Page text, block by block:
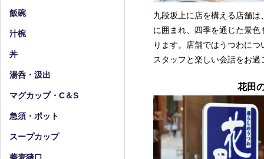
九段坂上に店を構える店舗
に囲まれ、四季を通じた景
ります。店舗ではうつわに
スタッフと楽しい会話をお過
花田
中皿（5～7寸）
小皿（4寸以下）
大鉢（8寸以上）
中鉢（5～7寸）
飯碗
汁椀
丼
湯呑・汲出
マグカップ・C＆S
急須・ポット
スープカップ